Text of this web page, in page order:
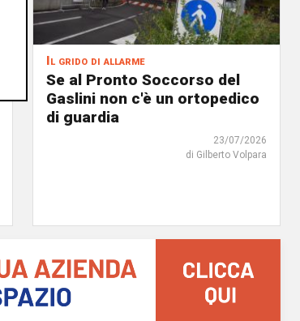
Il grido di allarme
Se al Pronto Soccorso del
Gaslini non c'è un ortopedico
di guardia
23/07/2026
di Gilberto Volpara